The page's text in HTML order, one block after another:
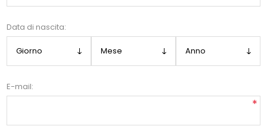
Data di nascita:
E-mail:
*